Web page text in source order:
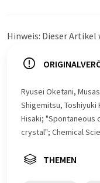
Hinweis: Dieser
LUMITOS bietet
Nachrichten zu
automatischer
möglich, dass er
in der Grammatik
Ryusei Oketani,
Shigemitsu, Toshiyuki
Hisaki; "Spontaneous
crystal"; Chemical
THEMEN